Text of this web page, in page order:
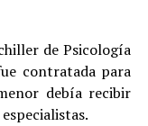
de Psicología
contratada para
debía recibir